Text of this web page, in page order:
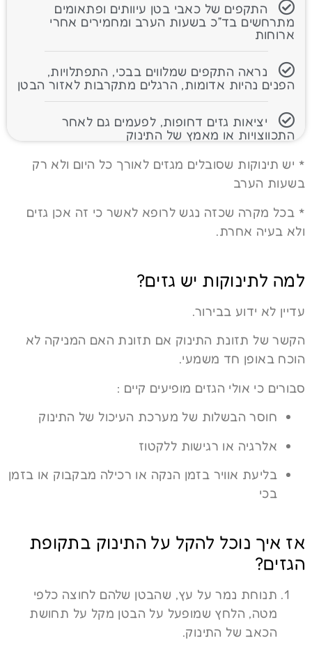
התקפים של כאבי בטן עיוותים ופתאומים
מתרחשים בד״כ בשעות הערב ומחמירים אחרי
ארוחות
נראה התקפים שמלווים בבכי, התפתלויות,
הפנים נהיות אדומות, הרגלים מתקרבות לאזור הבטן
יציאות גזים דחופות, לפעמים גם לאחר
התכווצויות או מאמץ של התינוק
* יש תינוקות שסובלים מגזים לאורך כל היום ולא רק
בשעות הערב
* בכל מקרה שכזה נגש לרופא לאשר כי זה אכן גזים
ולא בעיה אחרת.
למה לתינוקות יש גזים?
עדיין לא ידוע בבירור.
הקשר של תזונת התינוק אם תזונת האם המניקה לא
הוכח באופן חד משמעי.
סבורים כי אולי הגזים מופיעים קיים :
חוסר הבשלות של מערכת העיכול של התינוק
אלרגיה או רגישות ללקטוז
בליעת אוויר בזמן הנקה או רכילה מבקבוק או בזמן
בכי
אז איך נוכל להקל על התינוק בתקופת
הגזים?
תנוחת נמר על עץ, שהבטן שלהם לחוצה כלפי
מטה, הלחץ שמופעל על הבטן מקל על תחושת
הכאב של התינוק.